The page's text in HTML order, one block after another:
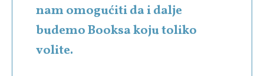
nam omogućiti da i dalje
budemo Booksa koju toliko
volite.